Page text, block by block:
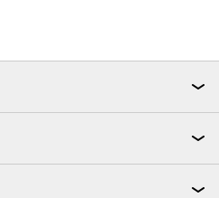
e saborosos.
no dia a dia.
é uma escolha que combina sabor e